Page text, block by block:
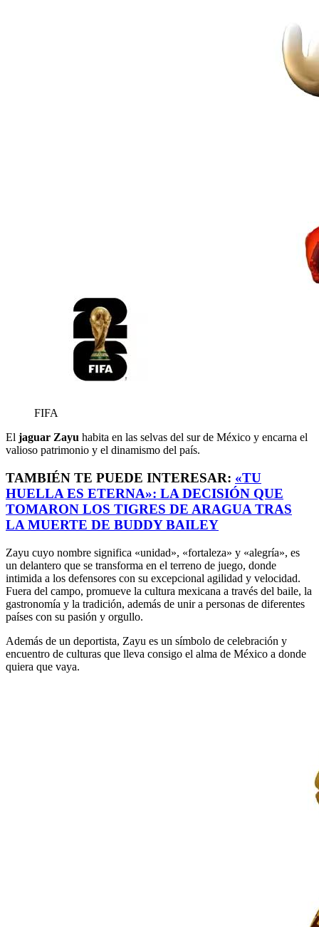
FIFA
El jaguar Zayu habita en las selvas del sur de México y encarna el
valioso patrimonio y el dinamismo del país.
TAMBIÉN TE PUEDE INTERESAR: «TU
HUELLA ES ETERNA»: LA DECISIÓN QUE
TOMARON LOS TIGRES DE ARAGUA TRAS
LA MUERTE DE BUDDY BAILEY
Zayu cuyo nombre significa «unidad», «fortaleza» y «alegría», es
un delantero que se transforma en el terreno de juego, donde
intimida a los defensores con su excepcional agilidad y velocidad.
Fuera del campo, promueve la cultura mexicana a través del baile, la
gastronomía y la tradición, además de unir a personas de diferentes
países con su pasión y orgullo.
Además de un deportista, Zayu es un símbolo de celebración y
encuentro de culturas que lleva consigo el alma de México a donde
quiera que vaya.